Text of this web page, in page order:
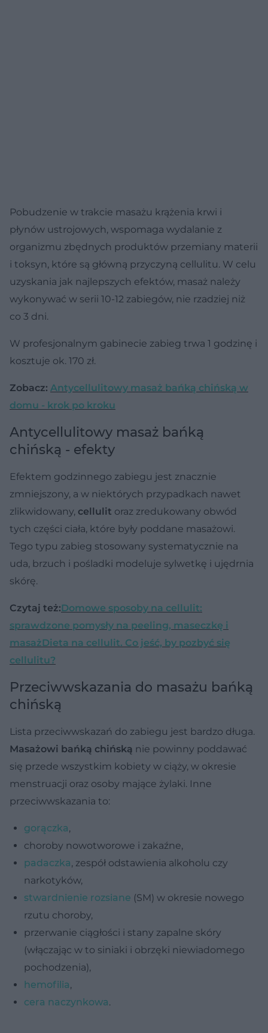
Pobudzenie w trakcie masażu krążenia krwi i
płynów ustrojowych, wspomaga wydalanie z
organizmu zbędnych produktów przemiany materii
i toksyn, które są główną przyczyną cellulitu. W celu
uzyskania jak najlepszych efektów, masaż należy
wykonywać w serii 10-12 zabiegów, nie rzadziej niż
co 3 dni.
W profesjonalnym gabinecie zabieg trwa 1 godzinę i
kosztuje ok. 170 zł.
Zobacz: Antycellulitowy masaż bańką chińską w
domu - krok po kroku
Antycellulitowy masaż bańką
chińską - efekty
Efektem godzinnego zabiegu jest znacznie
zmniejszony, a w niektórych przypadkach nawet
zlikwidowany, cellulit oraz zredukowany obwód
tych części ciała, które były poddane masażowi.
Tego typu zabieg stosowany systematycznie na
uda, brzuch i pośladki modeluje sylwetkę i ujędrnia
skórę.
Czytaj też:Domowe sposoby na cellulit:
sprawdzone pomysły na peeling, maseczkę i
masażDieta na cellulit. Co jeść, by pozbyć się
cellulitu?
Przeciwwskazania do masażu bańką
chińską
Lista przeciwwskazań do zabiegu jest bardzo długa.
Masażowi bańką chińską nie powinny poddawać
się przede wszystkim kobiety w ciąży, w okresie
menstruacji oraz osoby mające żylaki. Inne
przeciwwskazania to:
gorączka,
choroby nowotworowe i zakaźne,
padaczka, zespół odstawienia alkoholu czy
narkotyków,
stwardnienie rozsiane (SM) w okresie nowego
rzutu choroby,
przerwanie ciągłości i stany zapalne skóry
(włączając w to siniaki i obrzęki niewiadomego
pochodzenia),
hemofilia,
cera naczynkowa.